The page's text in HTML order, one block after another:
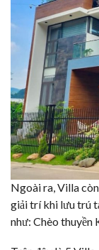
Ngoài ra, Villa
giải trí khi lưu trú
như: Chèo thuyền